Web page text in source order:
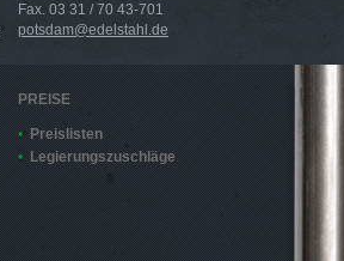
Fax. 03 31 / 70 43-701
potsdam@edelstahl.de
PREISE
Preislisten
Legierungszuschläge